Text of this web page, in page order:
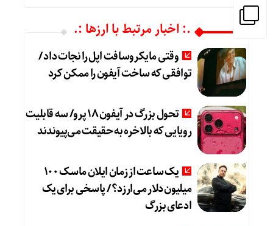
.: اخبار مرتبط با ارزها :.
وقتی مایکروسافت اپل را نجات داد /
توافقی که ساخت آیفون را ممکن کرد
تحول بزرگ در آیفون ۱۸ پرو/ سه قابلیت
رویایی که بالاخره به حقیقت می‌پیوندند
یک ساعت از زمان ایلان ماسک ۱۰۰
میلیون دلار می‌ارزد؟ / پاسخی برای یک
ادعای بزرگ